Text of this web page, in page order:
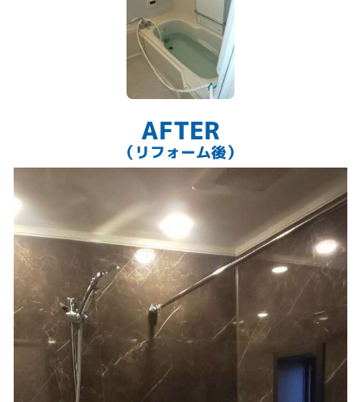
AFTER
（リフォーム後）